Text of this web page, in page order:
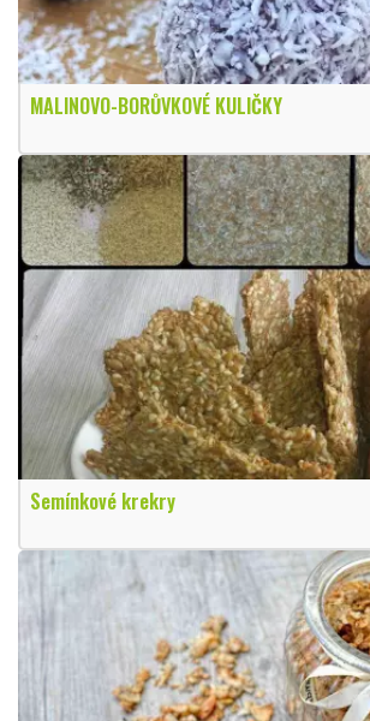
MALINOVO-BORŮVKOVÉ KULIČKY
Semínkové krekry